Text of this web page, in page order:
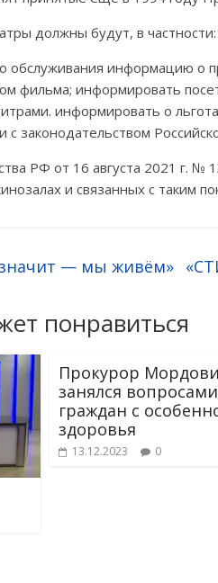
должны будут, в частности:
обслуживания информацию о
фильма; информировать
информировать о
с законодательством
РФ от 16 августа 2021 г. №
и связанных с таким
— мы живём»
понравиться
Прокурор
занялся
граждан с
здоровья
13.12.2023 0